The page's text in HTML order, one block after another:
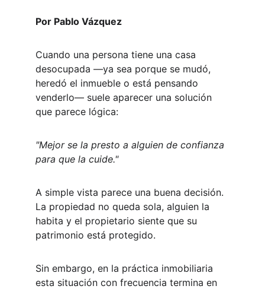
Por Pablo Vázquez
Cuando una persona tiene una casa
desocupada —ya sea porque se mudó,
heredó el inmueble o está pensando
venderlo— suele aparecer una solución
que parece lógica:
"Mejor se la presto a alguien de confianza
para que la cuide."
A simple vista parece una buena decisión.
La propiedad no queda sola, alguien la
habita y el propietario siente que su
patrimonio está protegido.
Sin embargo, en la práctica inmobiliaria
esta situación con frecuencia termina en